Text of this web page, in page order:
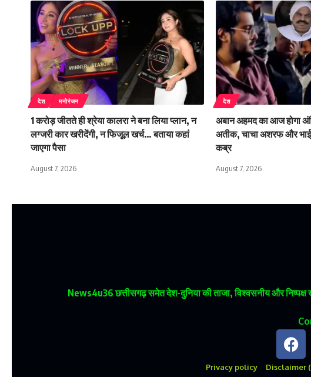
देश मनोरंजन
1 करोड़ जीतते ही श्रेया कालरा ने बना लिया प्लान, न
लग्जरी कार खरीदेंगी, न फिजूल खर्च… बताया कहां
जाएगा पैसा
August 7, 2026
देश
अबान अहमद का आज होगा
अतीक, चाचा अशरफ और
कब्र
August 7, 2026
News4u36छत्तीसगढ़ समेत देश-दुनिया की ताजा, विश्वसनीय और
Privacy policy Disclaimer